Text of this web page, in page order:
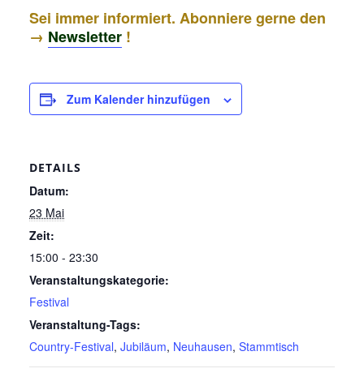
Sei immer informiert. Abonniere gerne den
→ Newsletter !
Zum Kalender hinzufügen
DETAILS
Datum:
23 Mai
Zeit:
15:00 - 23:30
Veranstaltungskategorie:
Festival
Veranstaltung-Tags:
Country-Festival, Jubiläum, Neuhausen, Stammtisch